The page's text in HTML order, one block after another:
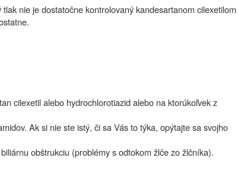
nie je dostatočne kontrolovaný kandesartanom cilexetilom
cilexetil alebo hydrochlorotiazid alebo na ktorúkoľvek z
Ak si nie ste istý, či sa Vás to týka, opýtajte sa svojho
obštrukciu (problémy s odtokom žlče zo žlčníka).